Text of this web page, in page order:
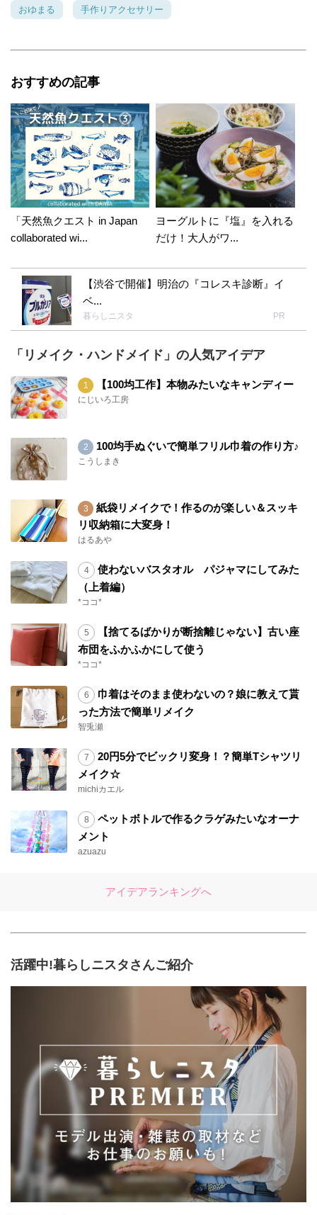
おゆまる 手作りアクセサリー
おすすめの記事
「天然魚クエスト in Japan
collaborated wi...
ヨーグルトに『塩』を入れる
だけ！大人がワ...
【渋谷で開催】明治の『コレスキ診断』イ
ベ...
暮らしニスタ PR
「リメイク・ハンドメイド」の人気アイデア
【100均工作】本物みたいなキャンディー
にじいろ工房
100均手ぬぐいで簡単フリル巾着の作り方♪
こうしまき
紙袋リメイクで！作るのが楽しい＆スッキ
リ収納箱に大変身！
はるあや
使わないバスタオル パジャマにしてみた
（上着編）
*ココ*
【捨てるばかりが断捨離じゃない】古い座
布団をふかふかにして使う
*ココ*
巾着はそのまま使わないの？娘に教えて貰
った方法で簡単リメイク
智兎瀬
20円5分でビックリ変身！？簡単Tシャツリ
メイク☆
michiカエル
ペットボトルで作るクラゲみたいなオーナ
メント
azuazu
アイデアランキングへ
活躍中!暮らしニスタさんご紹介